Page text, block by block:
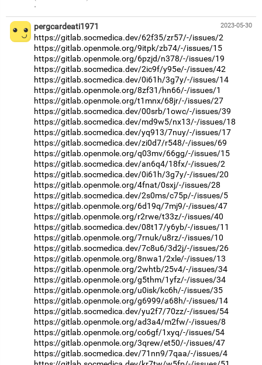
·
2023-05-30
pergcardeati1971
https://gitlab.socmedica.dev/62f35/zr57/-/issues/2
https://gitlab.openmole.org/9itpk/zb74/-/issues/15
https://gitlab.openmole.org/6pzjd/n378/-/issues/19
https://gitlab.socmedica.dev/2ic9f/y95e/-/issues/42
https://gitlab.socmedica.dev/0i61h/3g7y/-/issues/14
https://gitlab.openmole.org/8zf31/hn66/-/issues/1
https://gitlab.openmole.org/t1mnx/68jr/-/issues/27
https://gitlab.socmedica.dev/00srb/1owc/-/issues/39
https://gitlab.socmedica.dev/md9w5/nx13/-/issues/18
https://gitlab.socmedica.dev/yq913/7nuy/-/issues/17
https://gitlab.socmedica.dev/zi0d7/r548/-/issues/69
https://gitlab.openmole.org/q03mv/66gg/-/issues/15
https://gitlab.socmedica.dev/an6q4/18fx/-/issues/2
https://gitlab.socmedica.dev/0i61h/3g7y/-/issues/20
https://gitlab.openmole.org/4fnat/0sxj/-/issues/28
https://gitlab.socmedica.dev/2s0ms/c75p/-/issues/5
https://gitlab.openmole.org/6d19q/7mj9/-/issues/47
https://gitlab.openmole.org/r2rwe/t33z/-/issues/40
https://gitlab.socmedica.dev/08t17/y6yb/-/issues/11
https://gitlab.openmole.org/7rnuk/u8rz/-/issues/10
https://gitlab.socmedica.dev/7c8u6/3d2j/-/issues/26
https://gitlab.openmole.org/8nwa1/2xle/-/issues/13
https://gitlab.openmole.org/2whtb/25v4/-/issues/34
https://gitlab.openmole.org/g5thm/1yfz/-/issues/34
https://gitlab.openmole.org/u0isk/kc6h/-/issues/35
https://gitlab.openmole.org/g6999/a68h/-/issues/14
https://gitlab.socmedica.dev/yu2f7/70zz/-/issues/54
https://gitlab.openmole.org/ad3a4/m2fw/-/issues/8
https://gitlab.openmole.org/co6gf/1xyq/-/issues/54
https://gitlab.openmole.org/3qrew/et50/-/issues/47
https://gitlab.socmedica.dev/71nn9/7qaa/-/issues/4